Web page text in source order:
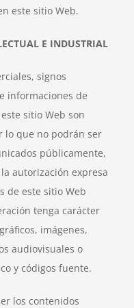
este sitio Web.
E INDUSTRIAL
signos
informaciones de
sitio Web son
lo que no podrán ser
públicamente,
autorización expresa
de este sitio Web
tenga carácter
imágenes,
audiovisuales o
y códigos fuente.
los contenidos